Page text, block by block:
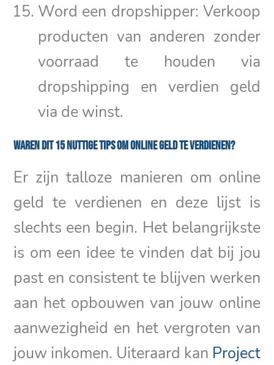
Word een dropshipper: Verkoop
producten van anderen zonder
voorraad te houden via
dropshipping en verdien geld
via de winst.
Waren dit 15 nuttige tips om online geld te verdienen?
Er zijn talloze manieren om online
geld te verdienen en deze lijst is
slechts een begin. Het belangrijkste
is om een idee te vinden dat bij jou
past en consistent te blijven werken
aan het opbouwen van jouw online
aanwezigheid en het vergroten van
jouw inkomen. Uiteraard kan Project